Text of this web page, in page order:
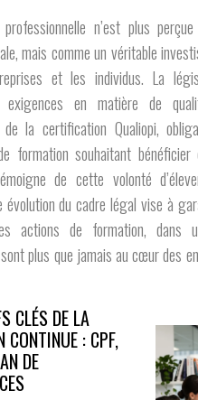
n’est plus
mais comme un véritable
et les individus. La
en matière de
de la certification Qualiopi,
formation souhaitant
de cette volonté
évolution du cadre légal vise à
actions de formation, dans
plus que jamais au cœur des
CLÉS DE LA
CONTINUE : CPF,
DE